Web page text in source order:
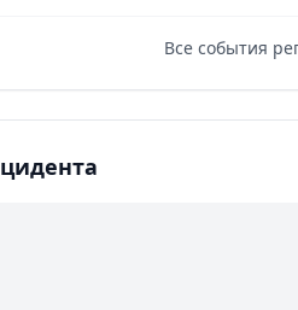
Все события